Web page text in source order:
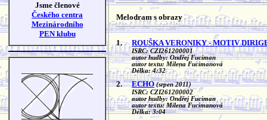
Jsme členové
Českého centra
Mezinárodního
PEN klubu
Melodram s obrazy
1. ROUŠKA VERONIKY - MOTIV
ISRC: CZI261200001
autor hudby: Ondřej Fuciman
autor textu: Milena Fucimanová
Délka: 4:32
2. ECHO (srpen 2011)
ISRC: CZI261200002
autor hudby: Ondřej Fuciman
autor textu: Milena Fucimanová
Délka: 3:04